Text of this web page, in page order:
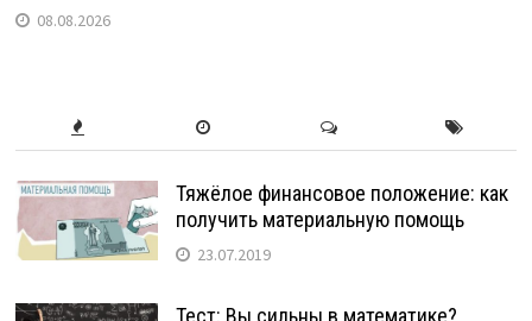
08.08.2026
Тяжёлое финансовое положение: как
получить материальную помощь
23.07.2019
Тест: Вы сильны в математике?